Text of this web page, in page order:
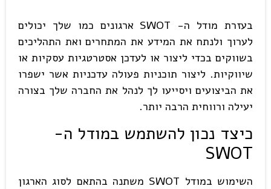
בעזרת מודל ה- SWOT ארגונים כמו שלך יכולים
לערוך ולנתח את המידע את המתחרים ואת התהליכים
בשווקים בכדי ליצור או לעדכן אסטרטגיות עסקיות או
שיווקיות. ליצור תוכניות פעולה עדכניות אשר ישפרו
את הביצועים ויסייעו לך לנהל את החברה שלך בצורה
יעילה ורווחית הרבה יותר.
כיצד נכון להשתמש במודל ה-
SWOT
השימוש במודל SWOT משתנה בהתאם לסוג הארגון